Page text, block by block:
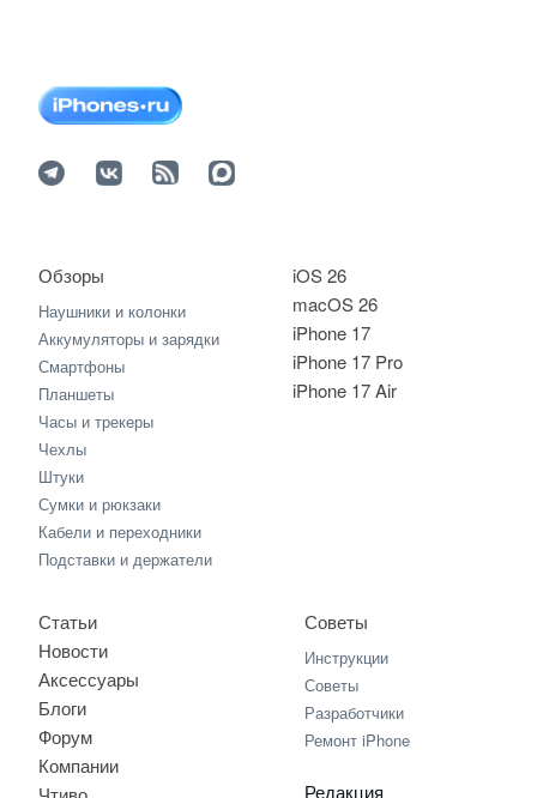
iOS 26
macOS 26
iPhone 17
iPhone 17 Pro
iPhone 17 Air
Обзоры
Наушники и колонки
Аккумуляторы и зарядки
Смартфоны
Планшеты
Часы и трекеры
Чехлы
Штуки
Сумки и рюкзаки
Кабели и переходники
Подставки и держатели
Статьи
Новости
Аксессуары
Блоги
Форум
Компании
Советы
Инструкции
Советы
Разработчики
Ремонт iPhone
Редакция